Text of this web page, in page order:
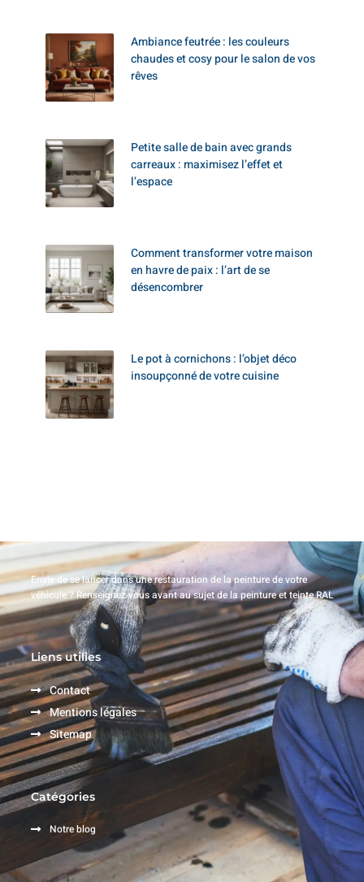
Ambiance feutrée : les couleurs
chaudes et cosy pour le salon de vos
rêves
Petite salle de bain avec grands
carreaux : maximisez l’effet et
l’espace
Comment transformer votre maison
en havre de paix : l’art de se
désencombrer
Le pot à cornichons : l’objet déco
insoupçonné de votre cuisine
Envie de se lancer dans une restauration de la peinture de votre
véhicule ? Renseignez vous avant au sujet de la peinture et teinte RAL
Liens utilies
Contact
Mentions légales
Sitemap
Catégories
Notre blog